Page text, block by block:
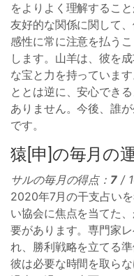
をよりよく理解するこ
友好的な関係に関して
感性に常に注意を払う
します。山羊は、彼を
な宝と力を持っていま
ととは逆に、安心でき
ありません。今後、誰
です。
猿[申]の毎月の
サルの毎月の得点： 7 /
2020年7月の干支占い
い協会に焦点を当てた
要があります。専門家
れ、勝利戦略を立てる
彼は必要な時間を取ら